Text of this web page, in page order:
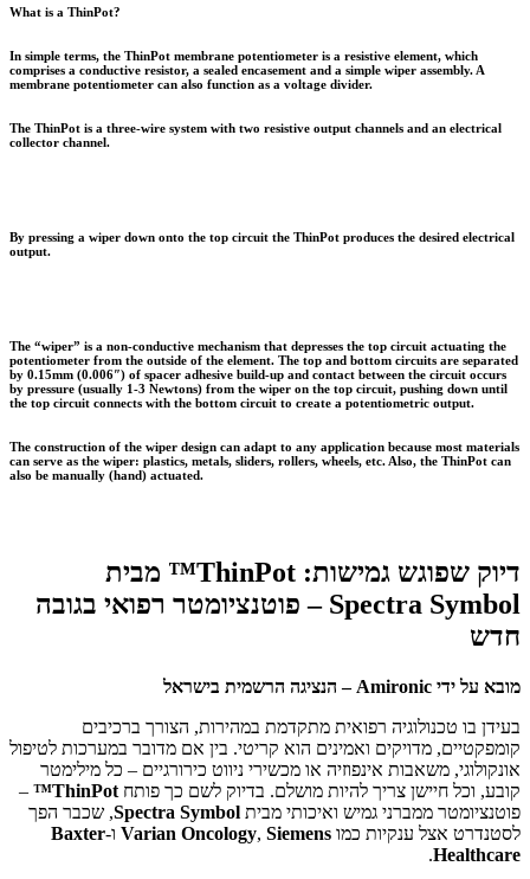
What is a ThinPot?
In simple terms, the ThinPot membrane potentiometer is a resistive element, which
comprises a conductive resistor, a sealed encasement and a simple wiper assembly. A
membrane potentiometer can also function as a voltage divider.
The ThinPot is a three-wire system with two resistive output channels and an electrical
collector channel.
By pressing a wiper down onto the top circuit the ThinPot produces the desired electrical
output.
The “wiper” is a non-conductive mechanism that depresses the top circuit actuating the
potentiometer from the outside of the element. The top and bottom circuits are separated
by 0.15mm (0.006″) of spacer adhesive build-up and contact between the circuit occurs
by pressure (usually 1-3 Newtons) from the wiper on the top circuit, pushing down until
the top circuit connects with the bottom circuit to create a potentiometric output.
The construction of the wiper design can adapt to any application because most materials
can serve as the wiper: plastics, metals, sliders, rollers, wheels, etc. Also, the ThinPot can
also be manually (hand) actuated.
דיוק שפוגש גמישות: ThinPot™ מבית
Spectra Symbol – פוטנציומטר רפואי בגובה
חדש
מובא על ידי Amironic – הנציגה הרשמית בישראל
בעידן בו טכנולוגיה רפואית מתקדמת במהירות, הצורך ברכיבים
קומפקטיים, מדויקים ואמינים הוא קריטי. בין אם מדובר במערכות לטיפול
אונקולוגי, משאבות אינפוזיה או מכשירי ניווט כירורגיים – כל מילימטר
קובע, וכל חיישן צריך להיות מושלם. בדיוק לשם כך פותח ThinPot™
–
פוטנציומטר ממברני גמיש ואיכותי מבית Spectra Symbol, שכבר הפך
לסטנדרט אצל ענקיות כמו
Varian Oncology, Siemens ו-Baxter
Healthcare
.